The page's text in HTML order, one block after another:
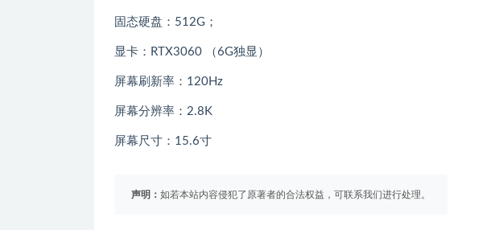
固态硬盘：512G；
显卡：RTX3060 （6G独显）
屏幕刷新率：120Hz
屏幕分辨率：2.8K
屏幕尺寸：15.6寸
声明： 如若本站内容侵犯了原著者的合法权益，可联系我们进行处理。